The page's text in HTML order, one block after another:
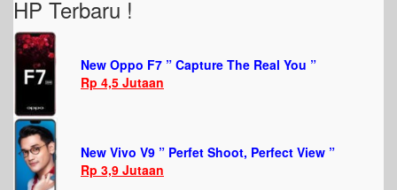
HP Terbaru !
New Oppo F7 ” Capture The Real You ”
Rp 4,5 Jutaan
New Vivo V9 ” Perfet Shoot, Perfect View ”
Rp 3,9 Jutaan